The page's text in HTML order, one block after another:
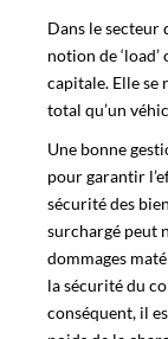
Dans le
notion de ‘load’
capitale. Elle se
total qu’un
Une bonne
pour garantir
sécurité des
surchargé peut
dommages
la sécurité du
conséquent, il